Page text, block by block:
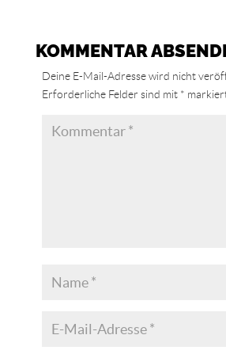
KOMMENTAR
Deine E-Mail-Adresse wird nicht
Erforderliche Felder sind mit *